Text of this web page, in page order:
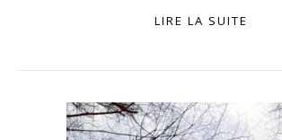
LIRE LA SUITE